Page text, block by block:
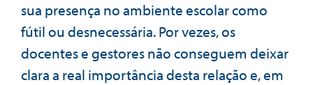
sua presença no ambiente escolar como
fútil ou desnecessária. Por vezes, os
docentes e gestores não conseguem deixar
clara a real importância desta relação e, em